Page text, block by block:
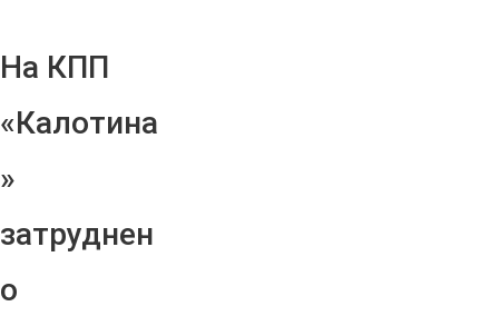
На КПП
«Калотина
»
затруднен
о